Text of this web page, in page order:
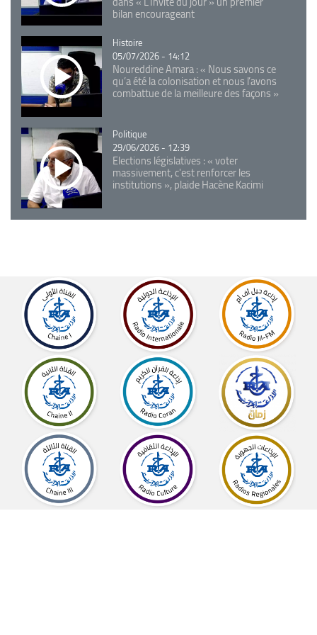
bilan encourageant
Catégorie
Histoire
05/07/2026 - 14:12
Noureddine Amara : « Nous savons ce
qu’a été la colonisation et nous l’avons
combattue de la meilleure des façons »
Catégorie
Politique
29/06/2026 - 12:39
Elections législatives : « voter
massivement, c'est renforcer les
institutions », plaide Hacène Kacimi